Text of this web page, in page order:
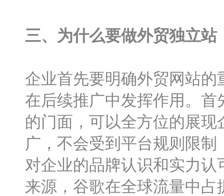
三、为什么要做外贸独立站
企业首先要明确外贸网站
在后续推广中发挥作用。
的门面，可以全方位的展
广，不会受到平台规则限
对企业的品牌认识和实力
来源，谷歌在全球流量中